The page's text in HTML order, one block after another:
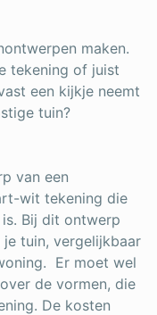
maken.
tekening of juist
een kijkje neemt
tuin?
van een
wit tekening die
Bij dit ontwerp
tuin, vergelijkbaar
Er moet wel
de vormen, die
De kosten